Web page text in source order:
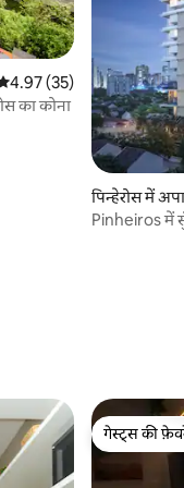
रेटिंग 5 में से 4.97, 35
4.97 (35)
का कोना
पिन्हेरोस में
Pinheiros में
गेस्ट्स की
गेस्ट्स की